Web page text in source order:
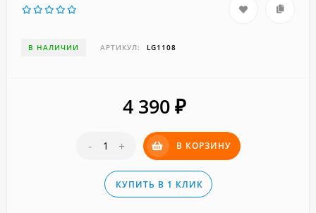
В НАЛИЧИИ АРТИКУЛ: LG1108
4 390 ₽
- + В КОРЗИНУ
КУПИТЬ В 1 КЛИК